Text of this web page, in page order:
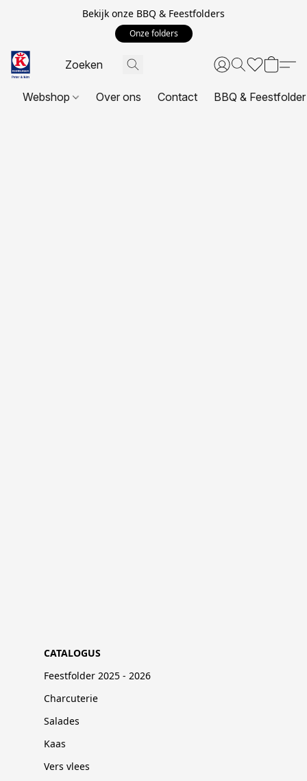
Bekijk onze BBQ & Feestfolders
Onze folders
Webshop Over ons Contact BBQ & Feestfolder
CATALOGUS
Feestfolder 2025 - 2026
Charcuterie
Salades
Kaas
Vers vlees